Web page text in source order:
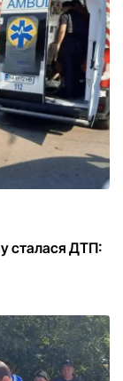
сталася ДТП: